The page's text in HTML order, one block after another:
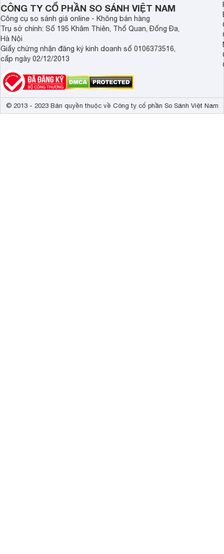
CÔNG TY CỔ PHẦN SO SÁNH VIỆT NAM
Công cụ so sánh giá online - Không bán hàng
Trụ sở chính: Số 195 Khâm Thiên, Thổ Quan, Đống Đa,
Hà Nội
Giấy chứng nhận đăng ký kinh doanh số 0106373516,
cấp ngày 02/12/2013
© 2013 - 2023 Bản quyền thuộc về Công ty cổ phần So Sánh Việt Nam